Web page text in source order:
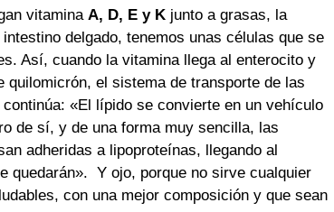
vitamina A, D, E y Kjunto a grasas, la
delgado, tenemos unas células que se
Así, cuando la vitamina llega al enterocito y
el sistema de transporte de las
«El lípido se convierte en un vehículo
de sí, y de una forma muy sencilla, las
adheridas a lipoproteínas, llegando al
quedarán». Y ojo, porque no sirve cualquier
con una mejor composición y que sean